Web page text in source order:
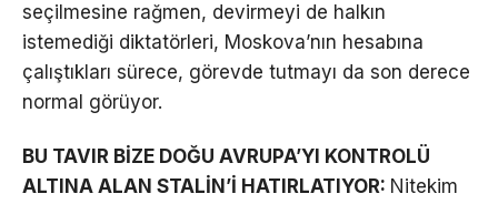
seçilmesine rağmen, devirmeyi de halkın
istemediği diktatörleri, Moskova’nın hesabına
çalıştıkları sürece, görevde tutmayı da son derece
normal görüyor.
BU TAVIR BİZE DOĞU AVRUPA’YI KONTROLÜ
ALTINA ALAN STALİN’İ HATIRLATIYOR: Nitekim